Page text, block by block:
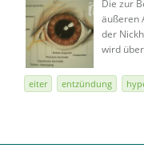
Die zur
äußeren
der
wird
eiter entzündung